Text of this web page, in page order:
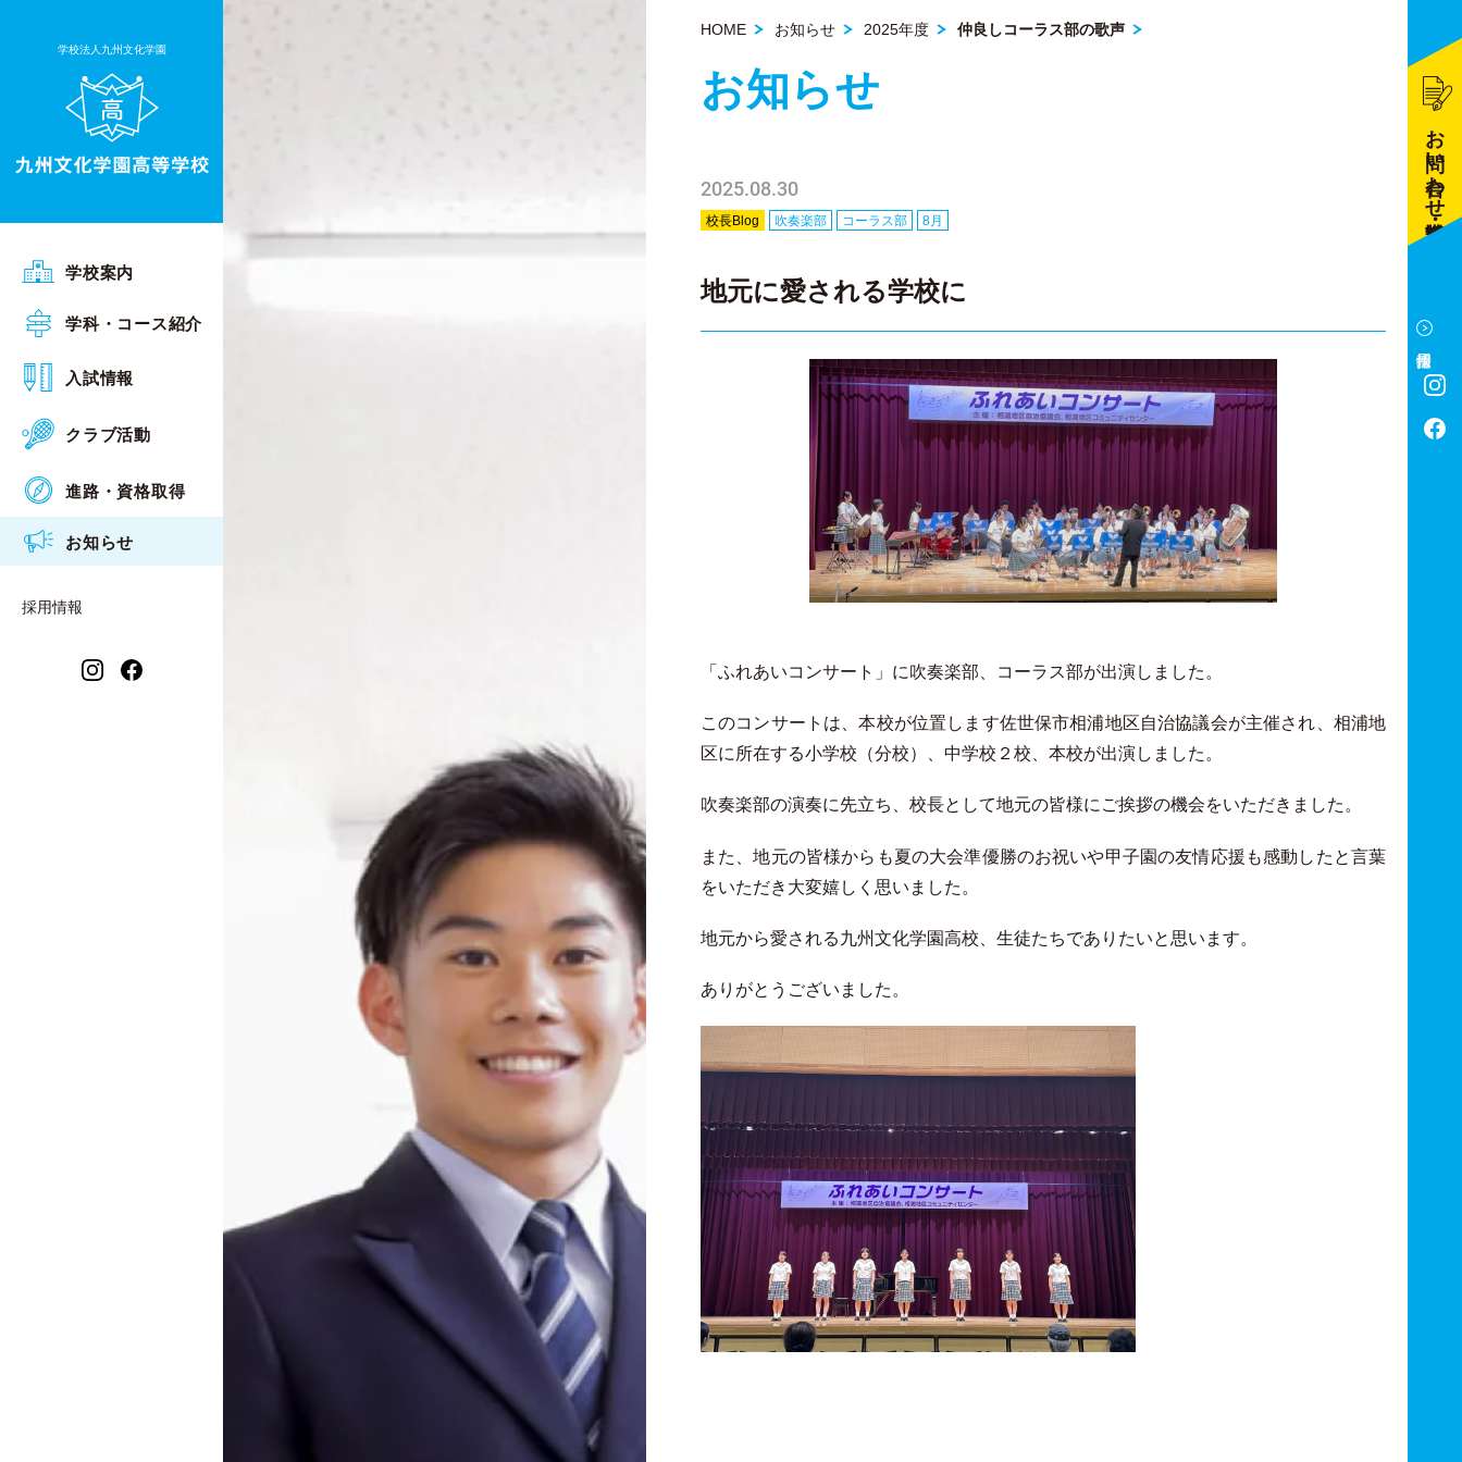
学校法人九州文化学園
学校案内
ごあいさつ
沿革
行事予定
校章・校歌
アクセス
情報公開
学科・コース紹介
通科 Sアカデミーコース
通科 Sグローバルコース
物調理科
生看護科
生看護専攻科
入試情報
オープンスクール
入試相談会
クラブ活動
進路・資格取得
お知らせ
2026年度
採用情報
お問い合わせ・資料請求
HOME お知らせ 2025年度 仲良しコーラス部の歌声
お知らせ
2025.08.30
校長Blog 吹奏楽部 コーラス部 8月
地元に愛される学校に
「ふれあいコンサート」に吹奏楽部、コーラス部が出演しました。
このコンサートは、本校が位置します佐世保市相浦地区自治協議会が主催され、相浦地
区に所在する小学校（分校）、中学校２校、本校が出演しました。
吹奏楽部の演奏に先立ち、校長として地元の皆様にご挨拶の機会をいただきました。
また、地元の皆様からも夏の大会準優勝のお祝いや甲子園の友情応援も感動したと言葉
をいただき大変嬉しく思いました。
地元から愛される九州文化学園高校、生徒たちでありたいと思います。
ありがとうございました。